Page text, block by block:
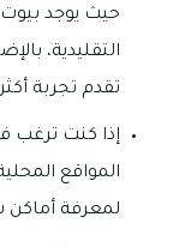
حيث يوجد بيوت
التقليدية،
تقدم تجربة
إذا كنت ترغب
المواقع
لمعرفة